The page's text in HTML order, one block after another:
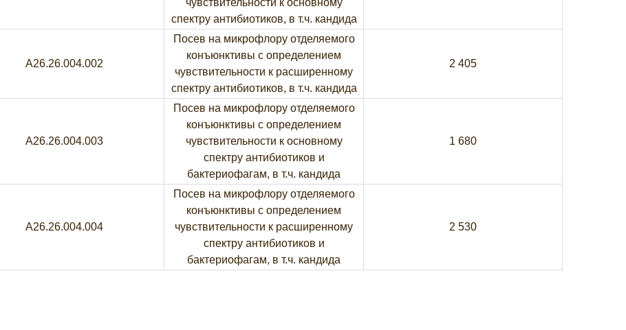
чувствительности к основному
спектру антибиотиков, в т.ч. кандида
A26.26.004.002
Посев на микрофлору отделяемого
конъюнктивы с определением
чувствительности к расширенному
спектру антибиотиков, в т.ч. кандида
2 405
A26.26.004.003
Посев на микрофлору отделяемого
конъюнктивы с определением
чувствительности к основному
спектру антибиотиков и
бактериофагам, в т.ч. кандида
1 680
A26.26.004.004
Посев на микрофлору отделяемого
конъюнктивы с определением
чувствительности к расширенному
спектру антибиотиков и
бактериофагам, в т.ч. кандида
2 530